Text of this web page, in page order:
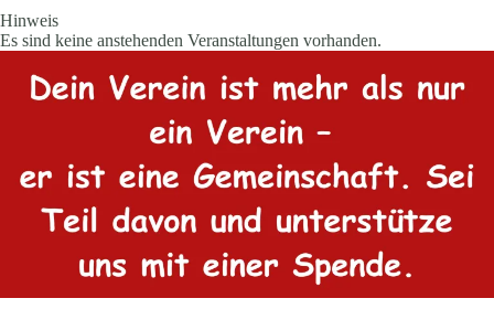
Hinweis
Es sind keine anstehenden Veranstaltungen vorhanden.